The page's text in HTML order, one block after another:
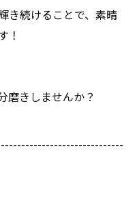
き続けることで、 素晴
！
磨きしませんか？